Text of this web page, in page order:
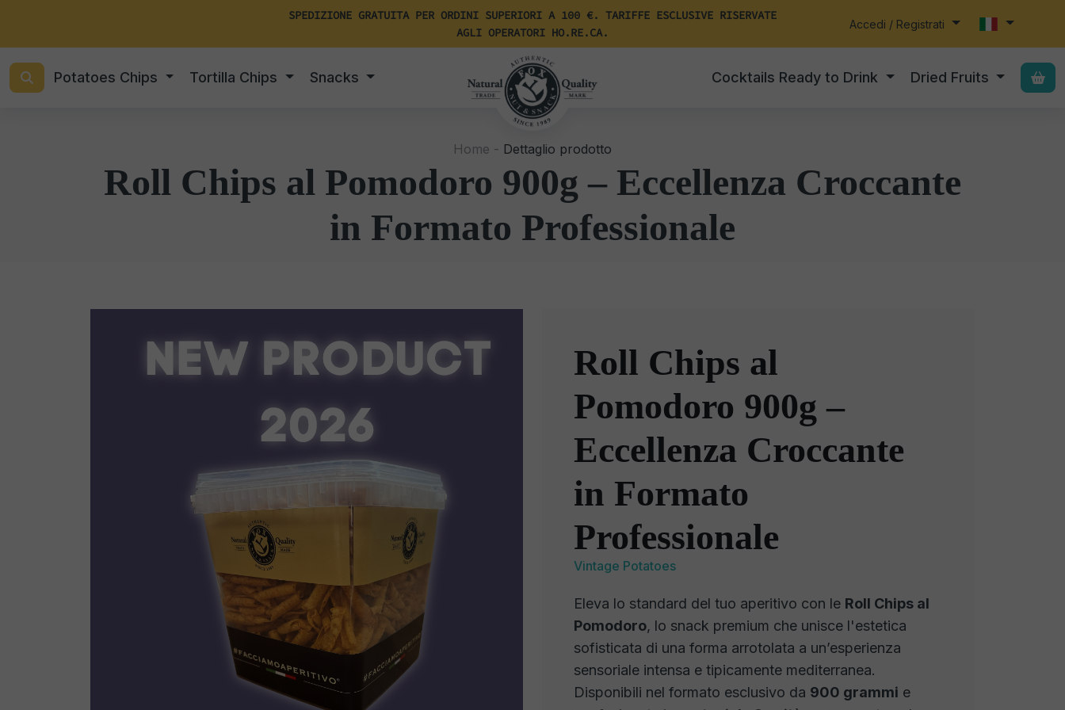
SPEDIZIONE GRATUITA PER ORDINI SUPERIORI A 100 €. TARIFFE ESCLUSIVE RISERVATE
AGLI OPERATORI HO.RE.CA.
Accedi / Registrati
Potatoes Chips Tortilla Chips Snacks Cocktails Ready to Drink Dried Fruits
Home - Dettaglio prodotto
Roll Chips al Pomodoro 900g – Eccellenza Croccante
in Formato Professionale
Roll Chips al
Pomodoro 900g –
Eccellenza Croccante
in Formato
Professionale
Vintage Potatoes
Eleva lo standard del tuo aperitivo con le Roll Chips al
Pomodoro, lo snack premium che unisce l'estetica
sofisticata di una forma arrotolata a un’esperienza
sensoriale intensa e tipicamente mediterranea.
Disponibili nel formato esclusivo da 900 grammi e